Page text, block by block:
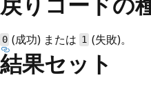
0 (成功) または 1(失敗)。
結果セット